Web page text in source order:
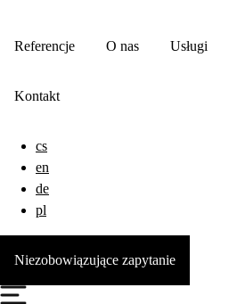
Referencje O nas Usługi
Kontakt
cs
en
de
pl
Niezobowiązujące zapytanie